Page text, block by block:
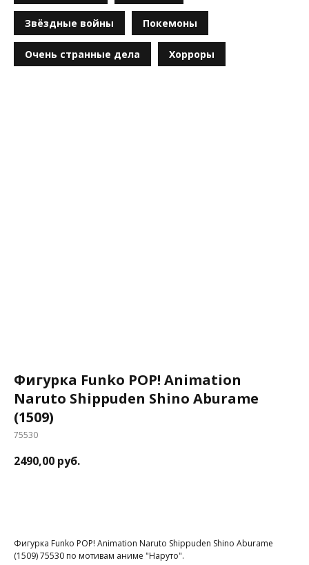
Звёздные войны Покемоны
Очень странные дела Хорроры
Фигурка Funko POP! Animation
Naruto Shippuden Shino Aburame
(1509)
75530
2490,00 руб.
Фигурка Funko POP! Animation Naruto Shippuden Shino Aburame
(1509) 75530 по мотивам аниме "Наруто".